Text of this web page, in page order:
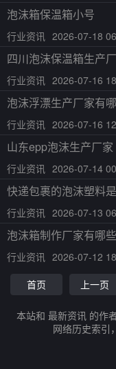
泡沫箱保温箱小号
行业资讯 2026-07-18
四川泡沫保温箱生产
行业资讯 2026-07-16
泡沫浮漂生产厂家有
行业资讯 2026-07-16
山东epp泡沫生产厂家
行业资讯 2026-07-14
快递包裹的泡沫塑料
行业资讯 2026-07-13
泡沫箱制作厂家有哪些
行业资讯 2026-07-12
首页
上一页
本站和 最新资讯 的作
网络历史索引